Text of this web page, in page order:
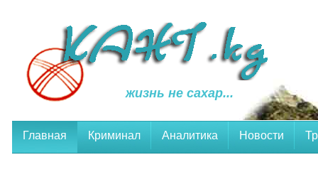
жизнь не сахар...
Главная Криминал Аналитика Новости